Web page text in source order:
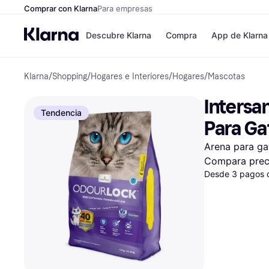
Comprar con KlarnaPara empresas
Descubre Klarna
Formas de pago
Paga ahora
Paga en 3 plazos
Paga en 30 días
Financiación
Klarna en Apple
Compra
Tiendas
Shein
Zalando Prive
Zara
JD Sports
App de Klarna
Klarna/Shopping/Hogares e Interiores/Hogares/Mascotas
Tendencia
Para
Arena para
Compara
Desde 3 pagos